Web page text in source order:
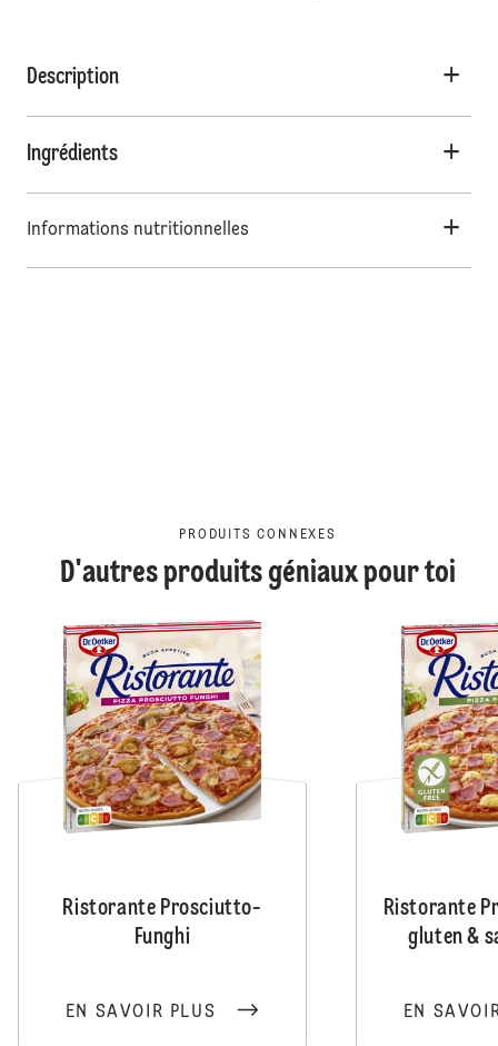
Description
Ingrédients
Informations nutritionnelles
PRODUITS CONNEXES
D'autres produits géniaux pour toi
Ristorante Prosciutto-
Funghi
EN SAVOIR PLUS
Ristorante
gluten &
EN